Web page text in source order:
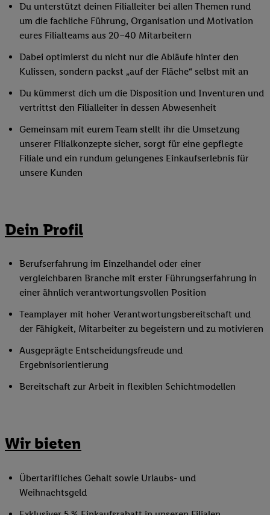
Du unterstützt deinen Filialleiter bei allen Themen rund
um die fachliche Führung, Organisation und Motivation
eures Filialteams aus 20–40 Mitarbeitern
Dabei optimierst du nicht nur die Abläufe hinter den
Kulissen, sondern packst „auf der Fläche“ selbst mit an
Du kümmerst dich um die Disposition und Inventuren und
vertrittst den Filialleiter in dessen Abwesenheit
Gemeinsam mit eurem Team stellt ihr die Umsetzung
unserer Filialkonzepte sicher, sorgt für eine gepflegte
Filiale und ein rundum gelungenes Einkaufserlebnis für
unsere Kunden
Dein Profil
Berufserfahrung im Einzelhandel oder einer
vergleichbaren Branche mit erster Führungserfahrung in
einer ähnlich verantwortungsvollen Position
Teamplayer mit hoher Verantwortungsbereitschaft und
der Fähigkeit, Mitarbeiter zu begeistern und zu motivieren
Ausgeprägte Entscheidungsfreude und
Ergebnisorientierung
Bereitschaft zur Arbeit in flexiblen Schichtmodellen
Wir bieten
Übertarifliches Gehalt sowie Urlaubs- und
Weihnachtsgeld